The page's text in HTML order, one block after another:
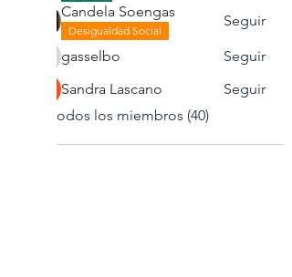
Candela Soengas
Desigualdad Social
Seguir
gasselbo
gasselbo
Seguir
Sandra Lascano
Seguir
Ver todos los miembros (40)